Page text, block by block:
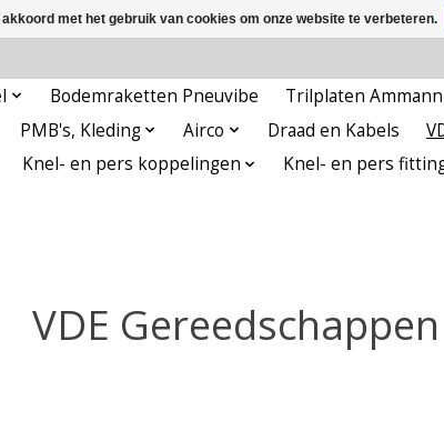
Bodemraketten Pneuvibe Trilplaten Ammann
PMB's, Kleding Airco Draad en Kabels
Knel- en pers koppelingen Knel- en pers
VDE Gereedschappen
met het gebruik van cookies om onze website te verbeteren.